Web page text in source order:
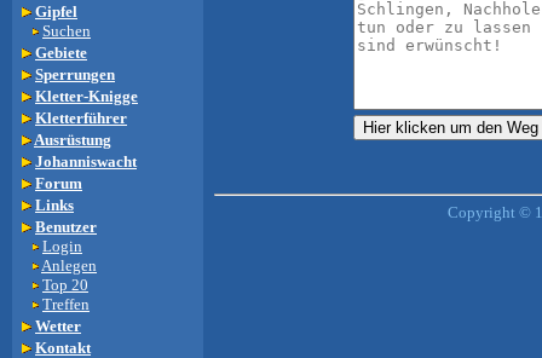
Gipfel
Suchen
Gebiete
Sperrungen
Kletter-Knigge
Kletterführer
Ausrüstung
Johanniswacht
Forum
Links
Benutzer
Login
Anlegen
Top 20
Treffen
Wetter
Kontakt
Copyright ©